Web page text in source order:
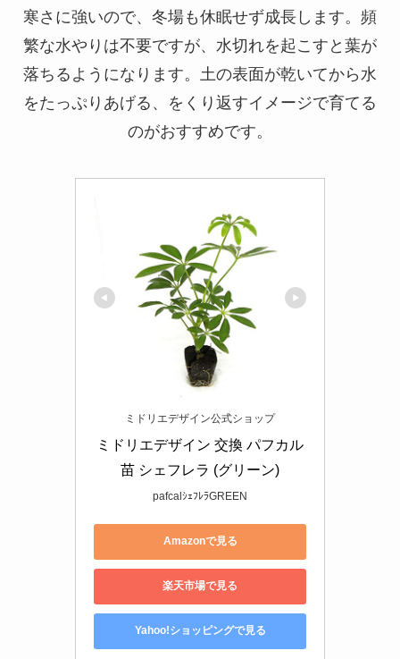
寒さに強いので、冬場も休眠せず成長します。頻
繁な水やりは不要ですが、水切れを起こすと葉が
落ちるようになります。土の表面が乾いてから水
をたっぷりあげる、をくり返すイメージで育てる
のがおすすめです。
ミドリエデザイン公式ショップ
ミドリエデザイン 交換 パフカル
苗 シェフレラ (グリーン)
pafcalｼｪﾌﾚﾗGREEN
Amazonで見る
楽天市場で見る
Yahoo!ショッピングで見る